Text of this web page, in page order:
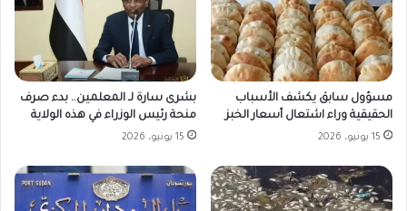
مسؤول سابق يكشف الأسباب
الحقيقية وراء اشتعال أسعار الخبز
15 يونيو، 2026
بشرى سارة لـ المعلمين.. بدء صرف
منحة رئيس الوزراء في هذه الولاية
15 يونيو، 2026